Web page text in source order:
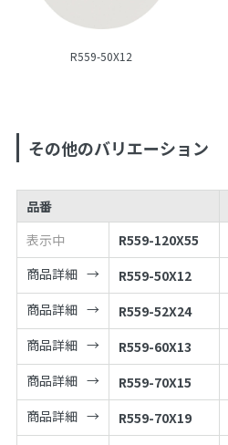
R559-50X12
その他のバリエーション
品番
表示中
R559-120X55
商品詳細
R559-50X12
商品詳細
R559-52X24
商品詳細
R559-60X13
商品詳細
R559-70X15
商品詳細
R559-70X19